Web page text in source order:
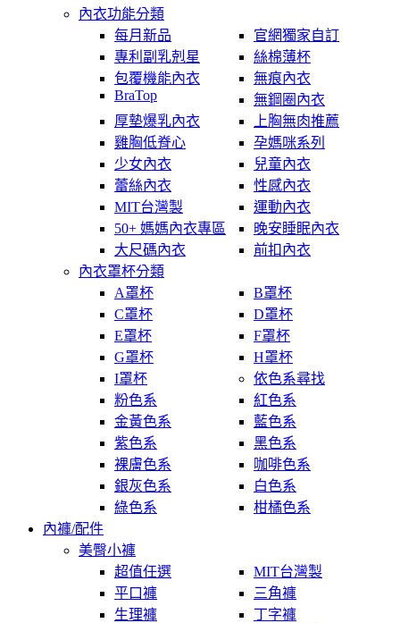
內衣功能分類
每月新品
官網獨家自訂
專利副乳剋星
絲棉薄杯
包覆機能內衣
無痕內衣
BraTop
無鋼圈內衣
厚墊爆乳內衣
上胸無肉推薦
雞胸低脊心
孕媽咪系列
少女內衣
兒童內衣
蕾絲內衣
性感內衣
MIT台灣製
運動內衣
50+ 媽媽內衣專區
晚安睡眠內衣
大尺碼內衣
前扣內衣
內衣罩杯分類
A罩杯
B罩杯
C罩杯
D罩杯
E罩杯
F罩杯
G罩杯
H罩杯
I罩杯
依色系尋找
粉色系
紅色系
金黃色系
藍色系
紫色系
黑色系
裸膚色系
咖啡色系
銀灰色系
白色系
綠色系
柑橘色系
內褲/配件
美臀小褲
超值任選
MIT台灣製
平口褲
三角褲
生理褲
丁字褲